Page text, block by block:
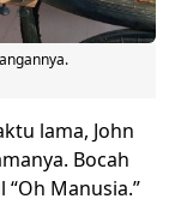
lama, John
Bocah
Manusia.”